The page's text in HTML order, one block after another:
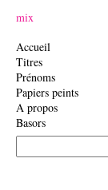
mix
Accueil
Titres
Prénoms
Papiers peints
A propos
Basors